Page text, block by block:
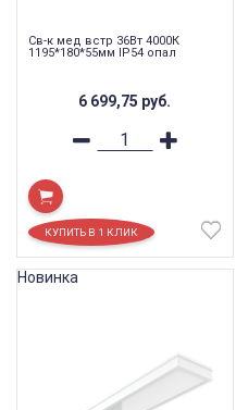
Св-к мед встр 36Вт 4000К
1195*180*55мм IP54 опал
6 699,75 руб.
Новинка